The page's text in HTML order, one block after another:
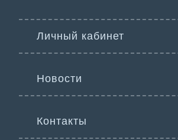
Личный кабинет
Новости
Контакты